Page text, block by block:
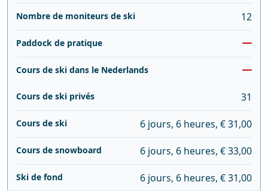
Nombre de moniteurs de ski 12
Paddock de pratique
Cours de ski dans le Nederlands
Cours de ski privés 31
Cours de ski 6 jours, 6 heures, € 31,00
Cours de snowboard 6 jours, 6 heures, € 33,00
Ski de fond 6 jours, 6 heures, € 31,00